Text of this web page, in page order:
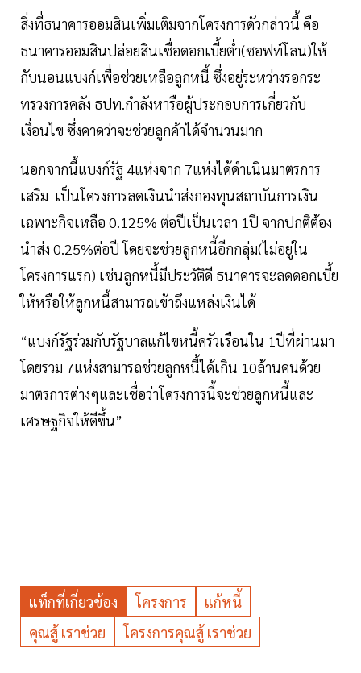
สิ่งที่ธนาคารออมสินเพิ่มเติมจากโครงการดัวกล่าวนี้ คือ
ธนาคารออมสินปล่อยสินเชื่อดอกเบี้ยต่ำ(ซอฟท์โลน)ให้
กับนอนแบงก์เพื่อช่วยเหลือลูกหนี้ ซึ่งอยู่ระหว่างรอกระ
ทรวงการคลัง ธปท.กำลังหารือผู้ประกอบการเกี่ยวกับ
เงื่อนไข ซึ่งคาดว่าจะช่วยลูกค้าได้จำนวนมาก
นอกจากนี้แบงก์รัฐ 4แห่งจาก 7แห่งได้ดำเนินมาตรการ
เสริม เป็นโครงการลดเงินนำส่งกองทุนสถาบันการเงิน
เฉพาะกิจเหลือ 0.125% ต่อปีเป็นเวลา 1ปี จากปกติต้อง
นำส่ง 0.25%ต่อปี โดยจะช่วยลูกหนี้อีกกลุ่ม(ไม่อยู่ใน
โครงการแรก) เช่นลูกหนี้มีประวัติดี ธนาคารจะลดดอกเบี้ย
ให้หรือให้ลูกหนี้สามารถเข้าถึงแหล่งเงินได้
“แบงก์รัฐร่วมกับรัฐบาลแก้ไขหนี้ครัวเรือนใน 1ปีที่ผ่านมา
โดยรวม 7แห่งสามารถช่วยลูกหนี้ได้เกิน 10ล้านคนด้วย
มาตรการต่างๆและเชื่อว่าโครงการนี้จะช่วยลูกหนี้และ
เศรษฐกิจให้ดีขึ้น”
แท็กที่เกี่ยวข้อง โครงการ
แก้หนี้
คุณสู้ เราช่วย
โครงการคุณสู้ เราช่วย